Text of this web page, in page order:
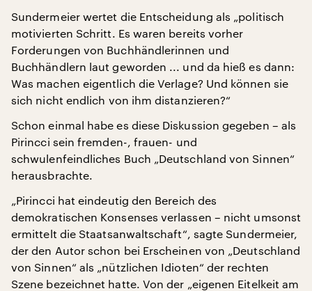
Sundermeier wertet die Entscheidung als „politisch
motivierten Schritt. Es waren bereits vorher
Forderungen von Buchhändlerinnen und
Buchhändlern laut geworden ... und da hieß es dann:
Was machen eigentlich die Verlage? Und können sie
sich nicht endlich von ihm distanzieren?“
Schon einmal habe es diese Diskussion gegeben – als
Pirincci sein fremden-, frauen- und
schwulenfeindliches Buch „Deutschland von Sinnen“
herausbrachte.
„Pirincci hat eindeutig den Bereich des
demokratischen Konsenses verlassen – nicht umsonst
ermittelt die Staatsanwaltschaft“, sagte Sundermeier,
der den Autor schon bei Erscheinen von „Deutschland
von Sinnen“ als „nützlichen Idioten“ der rechten
Szene bezeichnet hatte. Von der „eigenen Eitelkeit am